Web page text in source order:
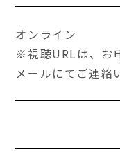
オンライン
※視聴URLは、お
メールにてご連絡